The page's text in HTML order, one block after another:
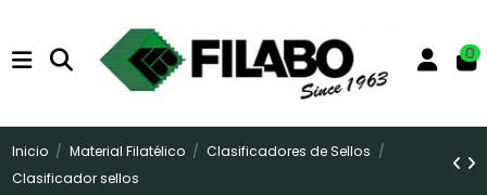
0
Inicio Material Filatélico
Clasificadores de Sellos
Clasificador sellos